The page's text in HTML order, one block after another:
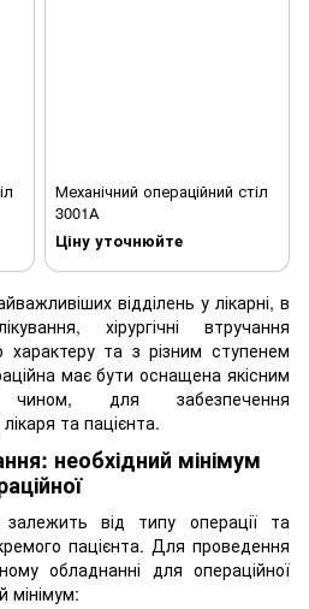
Механічний операційний стіл
3001А
Ціну уточнюйте
відділень у лікарні, в
хірургічні втручання
характеру та з різним ступенем
має бути оснащена якісним
чином, для забезпечення
та пацієнта.
необхідний мінімум
від типу операції та
пацієнта. Для проведення
обладнанні для операційної
мінімум: